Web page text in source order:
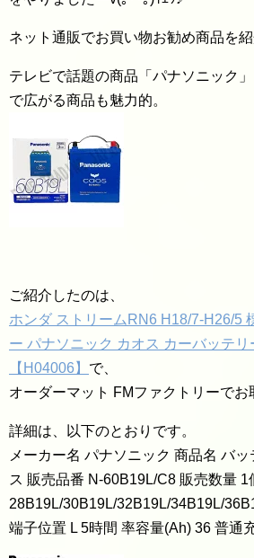
ネット通販でお買い物お勧め商品を紹
テレビで話題の商品「パナソニック
で広がる商品も魅力的。
ご紹介したのは、
ホンダ ストリームRN6 H18/7-H26/5
ー パナソニック カオス カーバッテ
【H04006】 で、
オーダーマット FMファクトリーでお
詳細は、以下のとおりです。
メーカー名 パナソニック 商品名 バ
ス 販売品番 N-60B19L/C8 販売数量 1
28B19L/30B19L/32B19L/34B19L/
端子位置 L 5時間 率容量(Ah) 36 普通